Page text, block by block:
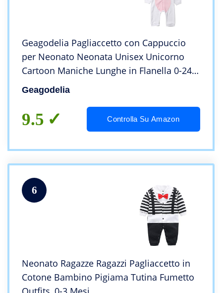
Geagodelia Pagliaccetto con Cappuccio
per Neonato Neonata Unisex Unicorno
Cartoon Maniche Lunghe in Flanella 0-24
Mesi Tuta Carino (0-6 Mesi)
Geagodelia
9.5 Controlla Su Amazon
6
Neonato Ragazze Ragazzi Pagliaccetto in
Cotone Bambino Pigiama Tutina Fumetto